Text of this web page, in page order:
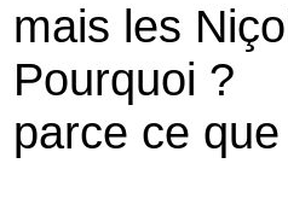
mais les
Pourquoi ?
parce ce